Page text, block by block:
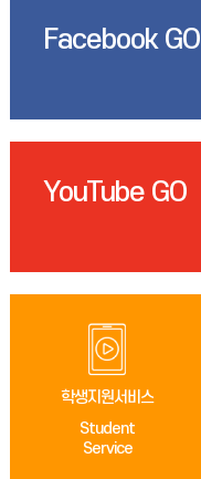
Facebook GO
YouTube GO
학생지원서비스
Student
Service